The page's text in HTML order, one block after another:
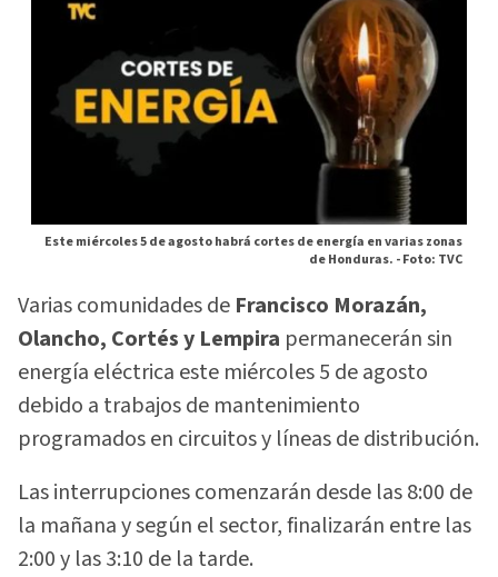
Este miércoles 5 de agosto habrá cortes de energía en varias zonas
de Honduras. -Foto: TVC
Varias comunidades de Francisco Morazán,
Olancho, Cortés y Lempira permanecerán sin
energía eléctrica este miércoles 5 de agosto
debido a trabajos de mantenimiento
programados en circuitos y líneas de distribución.
Las interrupciones comenzarán desde las 8:00 de
la mañana y según el sector, finalizarán entre las
2:00 y las 3:10 de la tarde.